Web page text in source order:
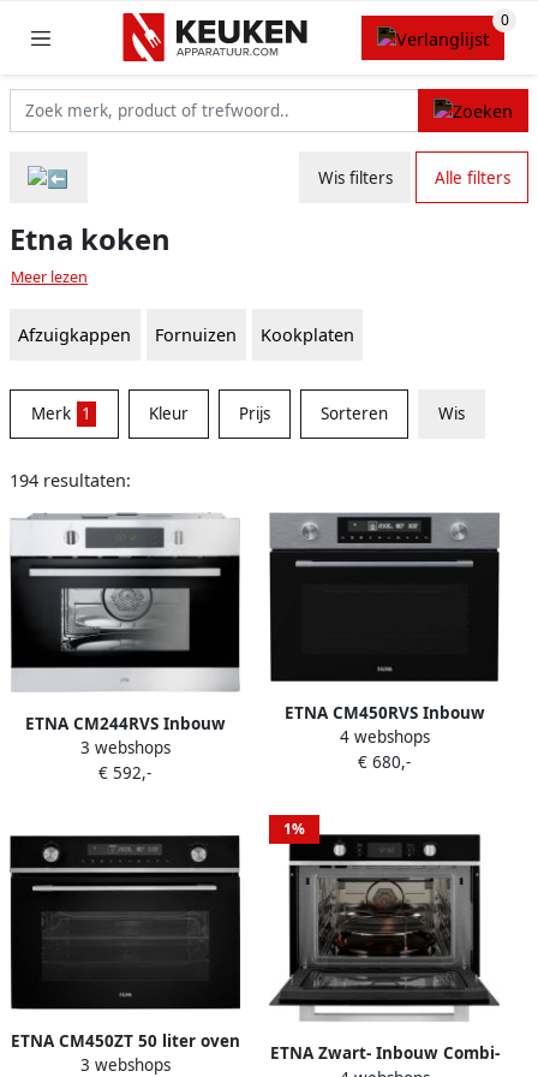
Wis filters Alle filters
Etna koken
Meer lezen
Afzuigkappen Fornuizen Kookplaten
Merk 1 Kleur Prijs Sorteren Wis
194 resultaten:
ETNA CM244RVS Inbouw
Combi-Magnetron 44L
Magnetron Oven en Grill 20
Draaiplateau
3 webshops
€ 592,-
ETNA CM450RVS Inbouw
Combi-Oven 50L Turbo
Hetelucht RVS 13
LED Display Kinderslot 50 –
250°C
4 webshops
€ 680,-
ETNA CM450ZT 50 liter oven
met magnetronfunctie LED
3 webshops
1%
ETNA Zwart- Inbouw Combi-